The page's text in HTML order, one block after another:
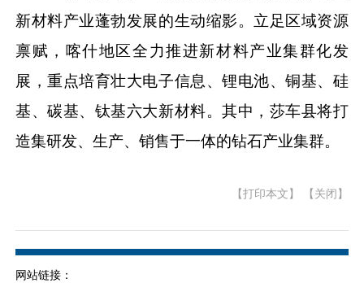
新材料产业蓬勃发展的生动缩影。立足区域资源
禀赋，喀什地区全力推进新材料产业集群化发
展，重点培育壮大电子信息、锂电池、铜基、硅
基、碳基、钛基六大新材料。其中，莎车县将打
造集研发、生产、销售于一体的钻石产业集群。
【打印本文】 【关闭】
网站链接：